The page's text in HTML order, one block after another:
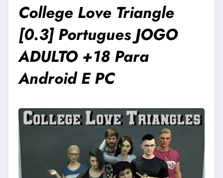
College Love Triangle
[0.3] Portugues JOGO
ADULTO +18 Para
Android E PC